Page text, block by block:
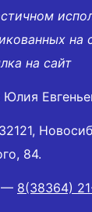
на
на сайт
Юлия
84.
— 8(38364)